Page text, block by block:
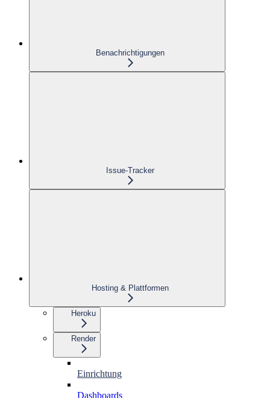
Benachrichtigungen
Issue-Tracker
Hosting & Plattformen
Heroku
Render
Einrichtung
Dashboards